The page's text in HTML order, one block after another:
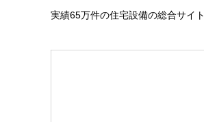
実績65万件の住宅設備の総合サイト